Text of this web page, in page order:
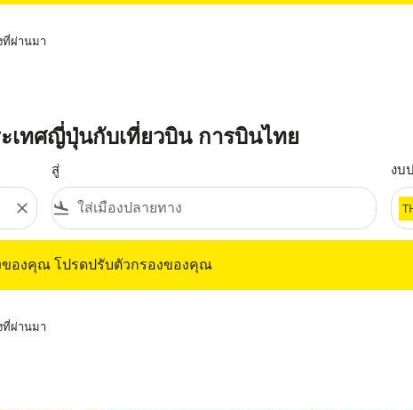
ที่ผ่านมา
เทศญี่ปุ่นกับเที่ยวบิน การบินไทย
close
สู่
flight_land
งบ
องคุณ โปรดปรับตัวกรองของคุณ
ที่ผ่านมา